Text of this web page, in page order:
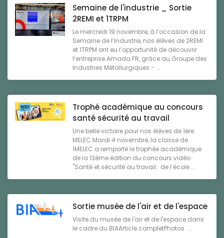
Semaine de l'industrie _ Sortie
2REMI et 1TRPM
Le mercredi 19 novembre, à l’occasion de la
Semaine de l’Industrie, nos élèves de 2REMI
et 1TRPM ont eu l’opportunité de découvrir
l’entreprise Amada FR, grâce au Groupe des
Industries Métallurgiques - ...
Trophé académique au concours
santé sécurité au travail
Une belle victoire pour nos élèves de 1ère
MELEC.Mardi 4 novembre, la classe de
1MELEC a remporté le trophée académique
de la 13ème édition du concours vidéo
"Santé et sécurité au travail : de l’école ...
Sortie musée de l'air et de l'espace
Visite du musée de l'air et de l'espace dans
le cadre du BIAArticle completPhotos ...